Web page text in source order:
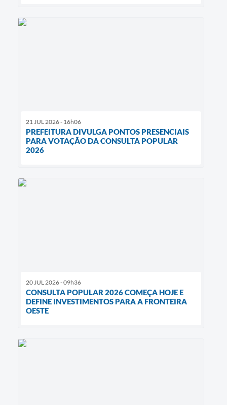
21 JUL 2026 - 16h06
PREFEITURA DIVULGA PONTOS PRESENCIAIS
PARA VOTAÇÃO DA CONSULTA POPULAR
2026
20 JUL 2026 - 09h36
CONSULTA POPULAR 2026 COMEÇA HOJE E
DEFINE INVESTIMENTOS PARA A FRONTEIRA
OESTE